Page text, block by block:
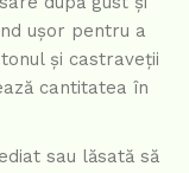
ușor pentru a
și castraveții
cantitatea în
sau lăsată să